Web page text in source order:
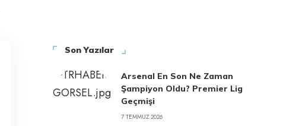
Son Yazılar
Arsenal En Son Ne Zaman
Şampiyon Oldu? Premier Lig
Geçmişi
7 TEMMUZ 2026